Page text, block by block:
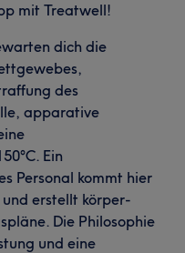
mit Treatwell!
dich die
des
apparative
Ein
Personal kommt hier
erstellt körper-
Die Philosophie
und eine